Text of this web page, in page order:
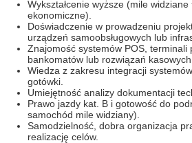
Wykształcenie wyższe (mile
ekonomiczne).
Doświadczenie w prowadzeniu
urządzeń samoobsługowych lub
Znajomość systemów POS, terminali
bankomatów lub rozwiązań kasowych.
Wiedza z zakresu integracji
gotówki.
Umiejętność analizy dokumentacji
Prawo jazdy kat. B i gotowość do
samochód mile widziany).
Samodzielność, dobra organizacja
realizację celów.